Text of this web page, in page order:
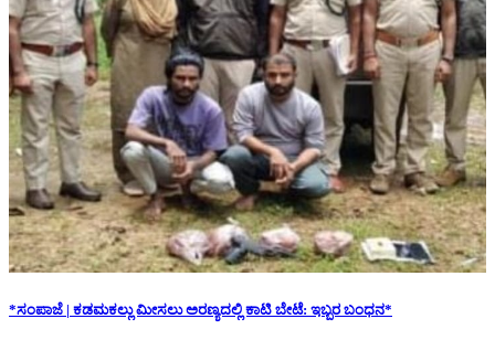
*ಸಂಪಾಜೆ | ಕಡಮಕಲ್ಲು ಮೀಸಲು ಅರಣ್ಯದಲ್ಲಿ ಕಾಟಿ ಬೇಟೆ: ಇಬ್ಬರ ಬಂಧನ*